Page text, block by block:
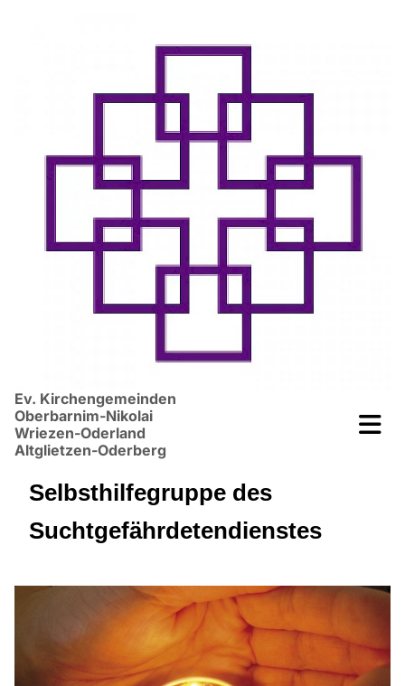
Ev. Kirchengemeinden
Oberbarnim-Nikolai
Wriezen-Oderland
Altglietzen-Oderberg
Selbsthilfegruppe des
Suchtgefährdetendienstes